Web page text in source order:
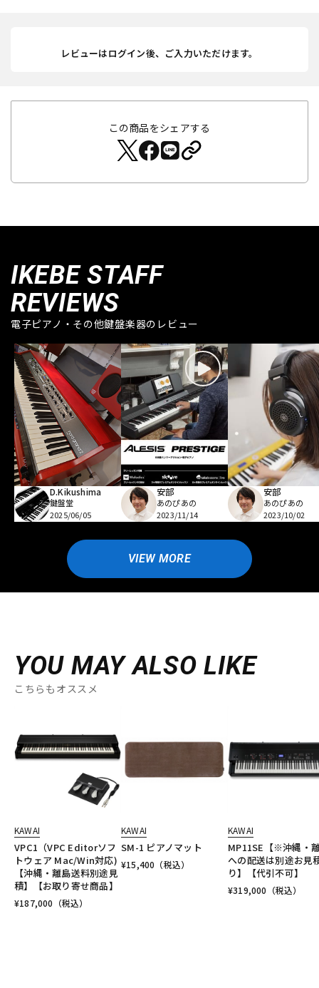
レビューはログイン後、ご入力いただけます。
この商品をシェアする
IKEBE STAFF
REVIEWS
電子ピアノ・その他鍵盤楽器のレビュー
D.Kikushima
鍵盤堂
2025/06/05
安部
あのぴあの
2023/11/14
安部
あのぴあの
2023/10/02
VIEW MORE
YOU MAY ALSO LIKE
こちらもオススメ
KAWAI
VPC1（VPC Editorソフ
トウェア Mac/Win対応)
【沖縄・離島送料別途見
積】【お取り寄せ商品】
¥187,000 （税込）
KAWAI
SM-1 ピアノマット
¥15,400 （税込）
KAWAI
MP11SE【※沖縄・
への配送は別途お見
り】【代引不可】
¥319,000 （税込）